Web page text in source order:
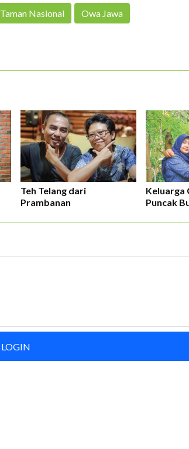
Taman Nasional Owa Jawa
Teh Telang dari
Prambanan
Keluarga
Puncak
LOGIN